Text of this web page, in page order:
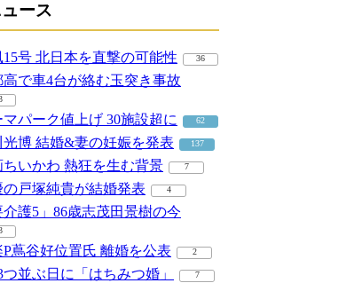
ース
15号 北日本を直撃の可能性 36
高で車4台が絡む玉突き事故
マパーク値上げ 30施設超に 62
光博 結婚&妻の妊娠を発表 137
ちいかわ 熱狂を生む背景 7
の戸塚純貴が結婚発表 4
介護5」86歳志茂田景樹の今
P蔦谷好位置氏 離婚を公表 2
つ並ぶ日に「はちみつ婚」 7